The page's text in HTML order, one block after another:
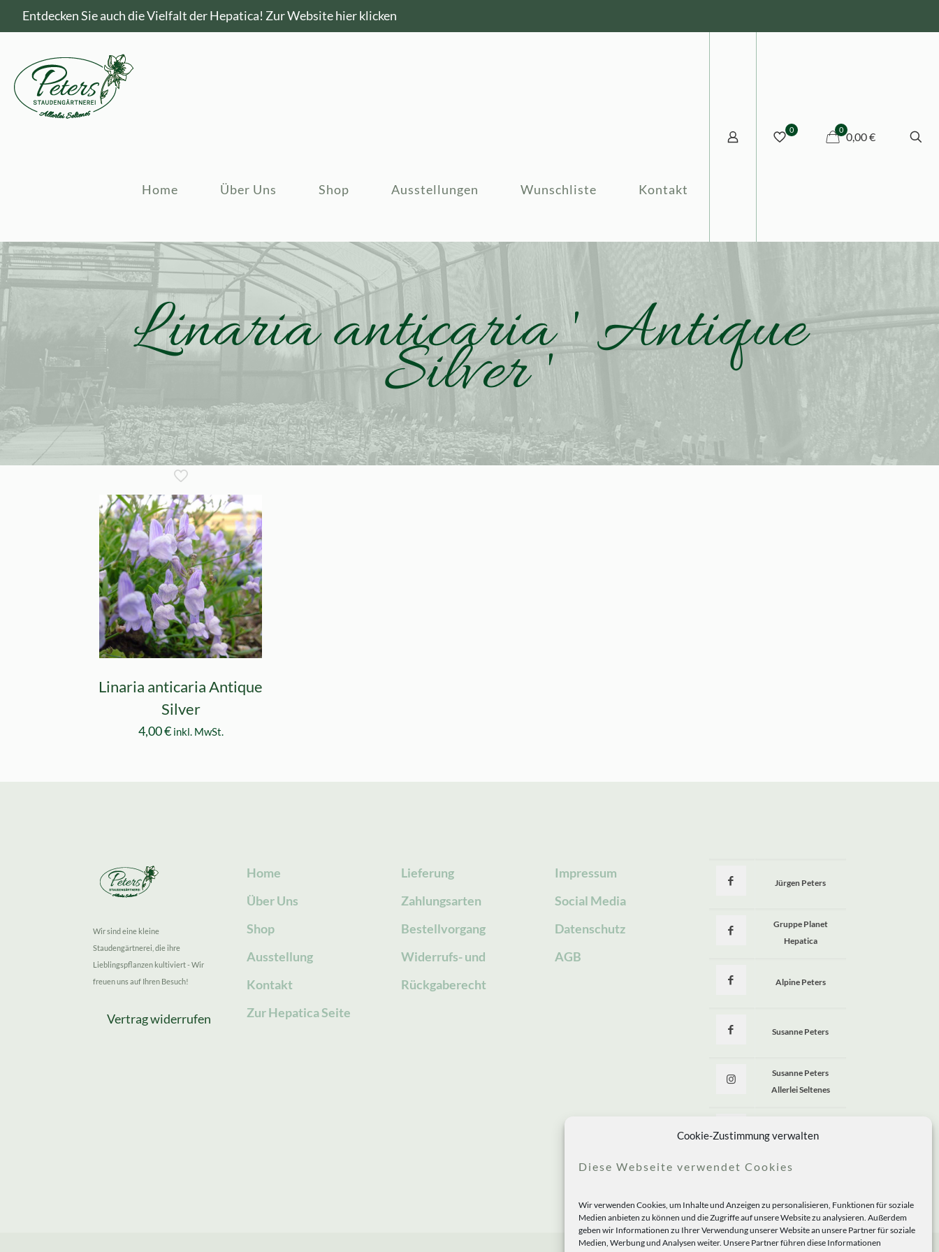
Cookie-Zustimmung verwalten
Diese Webseite verwendet Cookies
Wir verwenden Cookies, um Inhalte und Anzeigen zu personalisieren, Funktionen für soziale
Medien anbieten zu können und die Zugriffe auf unsere Website zu analysieren. Außerdem
geben wir Informationen zu Ihrer Verwendung unserer Website an unsere Partner für soziale
Medien, Werbung und Analysen weiter. Unsere Partner führen diese Informationen
Entdecken Sie auch die Vielfalt der Hepatica! Zur Website hier klicken
Home Über Uns Shop Ausstellungen Wunschliste Kontakt
0 0
0,00 €
Linaria anticaria ' Antique
Silver '
Linaria anticaria Antique
Silver
4,00€ inkl. MwSt.
Wir sind eine kleine
Staudengärtnerei, die ihre
Lieblingspflanzen kultiviert - Wir
freuen uns auf Ihren Besuch!
Vertrag widerrufen
Home
Über Uns
Shop
Ausstellung
Kontakt
Zur Hepatica Seite
Lieferung
Zahlungsarten
Bestellvorgang
Widerrufs- und
Rückgaberecht
Impressum
Social Media
Datenschutz
AGB
Jürgen Peters
Gruppe Planet
Hepatica
Alpine Peters
Susanne Peters
Susanne Peters
Allerlei Seltenes
Allerlei Seltenes